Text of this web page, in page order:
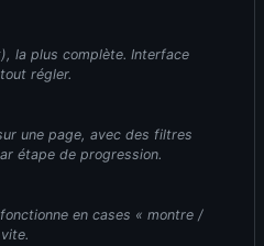
la plus complète. Interface
régler.
une page, avec des filtres
étape de progression.
en cases « montre /